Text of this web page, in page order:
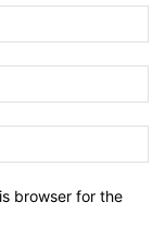
browser for the